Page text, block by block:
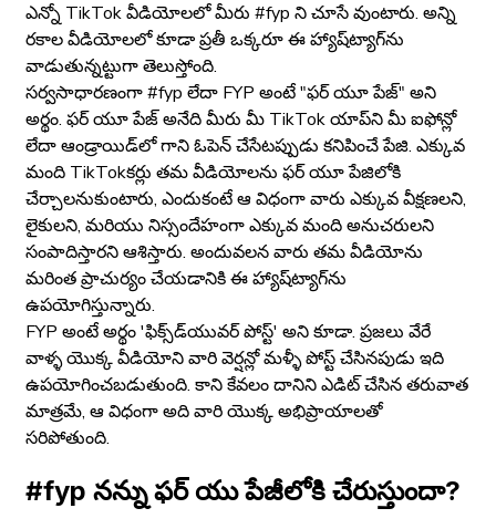
ఎన్నో TikTok వీడియోలలో మీరు #fyp ని చూసే వుంటారు. అన్ని
రకాల వీడియోలలో కూడా ప్రతీ ఒక్కరూ ఈ హ్యాష్‌ట్యాగ్‌ను
వాడుతున్నట్టుగా తెలుస్తోంది.
సర్వసాధారణంగా #fyp లేదా FYP అంటే "ఫర్ యూ పేజ్" అని
అర్థం. ఫర్ యూ పేజ్ అనేది మీరు మీ TikTok యాప్‌ని మీ ఐఫోన్లో
లేదా ఆండ్రాయిడ్‌లో గాని ఓపెన్ చేసేటప్పుడు కనిపించే పేజి. ఎక్కువ
మంది TikTokకర్లు తమ వీడియోలను ఫర్ యూ పేజిలోకి
చేర్చాలనుకుంటారు, ఎందుకంటే ఆ విధంగా వారు ఎక్కువ వీక్షణలని,
లైకులని, మరియు నిస్సందేహంగా ఎక్కువ మంది అనుచరులని
సంపాదిస్తారని ఆశిస్తారు. అందువలన వారు తమ వీడియోను
మరింత ప్రాచుర్యం చేయడానికి ఈ హ్యాష్‌ట్యాగ్‌ను
ఉపయోగిస్తున్నారు.
FYP అంటే అర్థం 'ఫిక్స్‌డ్‌యువర్ పోస్ట్' అని కూడా. ప్రజలు వేరే
వాళ్ళ యొక్క వీడియోని వారి వెర్షన్లో మళ్ళీ పోస్ట్ చేసినపుడు ఇది
ఉపయోగించబడుతుంది. కాని కేవలం దానిని ఎడిట్ చేసిన తరువాత
మాత్రమే, ఆ విధంగా అది వారి యొక్క అభిప్రాయాలతో
సరిపోతుంది.
#fyp నన్ను ఫర్ యు పేజీలోకి చేరుస్తుందా?